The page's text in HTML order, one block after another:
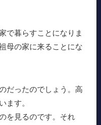
で暮らすことになりま
母の家に来ることにな
だったのでしょう。高
ます。
を見るのです。それ